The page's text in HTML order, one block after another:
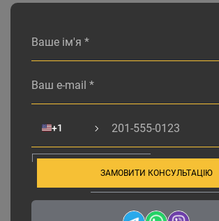
🇺🇸+1
ЗАМОВИТИ КОНСУЛЬТАЦІЮ